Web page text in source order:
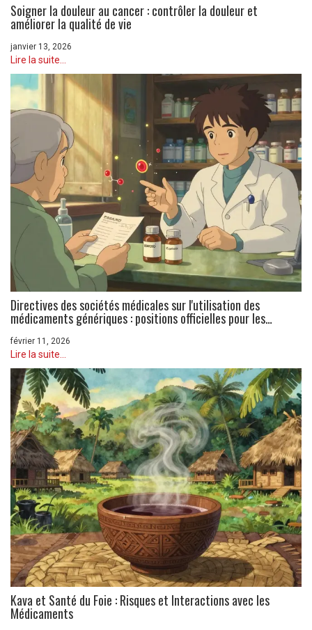
Soigner la douleur au cancer : contrôler la douleur et
améliorer la qualité de vie
janvier 13, 2026
Lire la suite...
Directives des sociétés médicales sur l'utilisation des
médicaments génériques : positions officielles pour les
professionnels de santé
février 11, 2026
Lire la suite...
Kava et Santé du Foie : Risques et Interactions avec les
Médicaments